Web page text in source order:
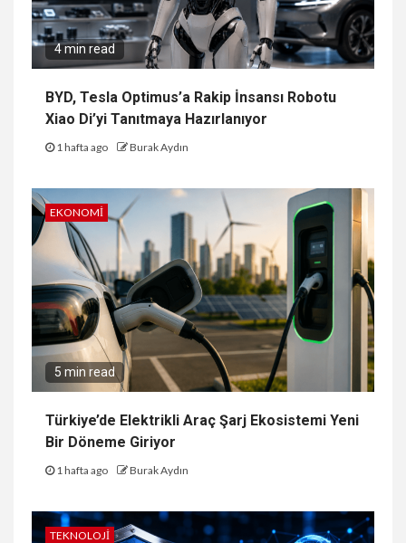
4 min read
BYD, Tesla Optimus’a Rakip İnsansı Robotu
Xiao Di’yi Tanıtmaya Hazırlanıyor
1 hafta ago Burak Aydın
EKONOMI
5 min read
Türkiye’de Elektrikli Araç Şarj Ekosistemi Yeni
Bir Döneme Giriyor
1 hafta ago Burak Aydın
TEKNOLOJI